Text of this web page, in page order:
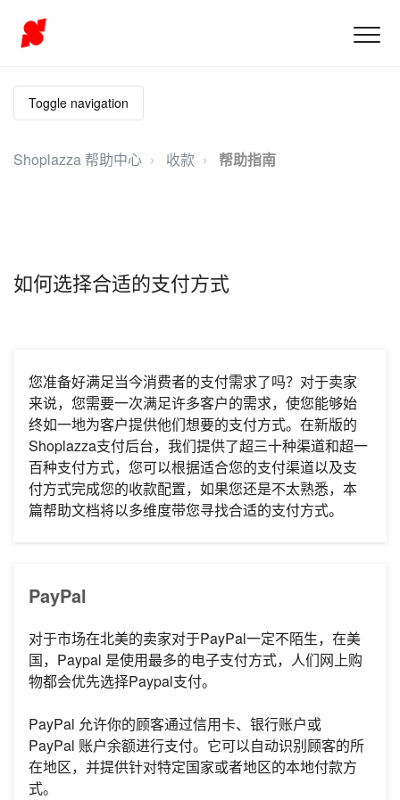
Toggle navigation
Shoplazza 帮助中心 收款 帮助指南
如何选择合适的支付方式
您准备好满足当今消费者的支付需求了吗？对于卖家
来说， 您需要一次满足许多客户的需求，使您能够始
终如一地为客户提供他们想要的支付方式。在新版的
Shoplazza支付后台，我们提供了超三十种渠道和超一
百种支付方式，您可以根据适合您的支付渠道以及支
付方式完成您的收款配置，如果您还是不太熟悉，本
篇帮助文档将以多维度带您寻找合适的支付方式。
PayPal
对于市场在北美的卖家对于PayPal一定不陌生，在美
国，Paypal 是使用最多的电子支付方式，人们网上购
物都会优先选择Paypal支付。
PayPal 允许你的顾客通过信用卡、银行账户或
PayPal 账户余额进行支付。它可以自动识别顾客的所
在地区，并提供针对特定国家或者地区的本地付款方
式。